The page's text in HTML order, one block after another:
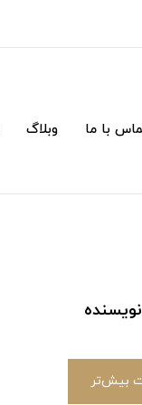
با ما وبلاگ
بیش‌تر